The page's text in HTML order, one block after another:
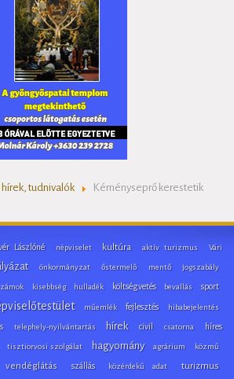
hírek, tudnivalók Kéményseprő kerestetik
Lászlóné népviselet kultúra aktív turizmus Vári
önkormányzat őstermelő mentő jogszabály
kisebbség hulladék költségvetés bevallás sport
műemlék fejlesztés hibabejelentés
telephely-nyilvántartás hírek civil csatorna híres
tisztiorvosi szolgálat hagyomány agrárium közmű
vendéglátás szállás közérdekű adat turizmus